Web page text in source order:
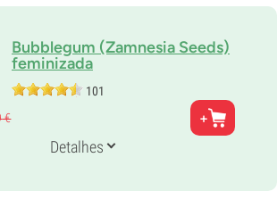
Bubblegum (Zamnesia Seeds)
feminizada
101
x Santa Maria
60% Sativa
€
Detalhes